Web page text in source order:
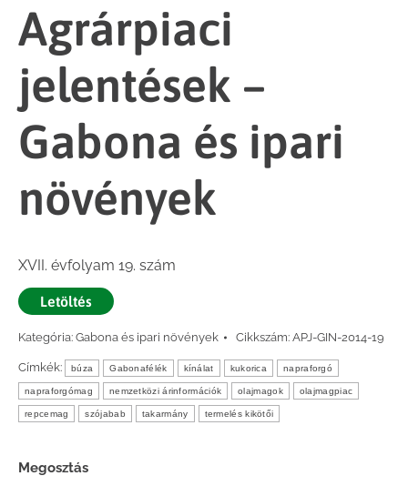
Agrárpiaci
jelentések –
Gabona és ipari
növények
XVII. évfolyam 19. szám
Letöltés
Kategória: Gabona és ipari növények Cikkszám: APJ-GIN-2014-19
Címkék: búza Gabonafélék kínálat kukorica napraforgó
napraforgómag nemzetközi árinformációk olajmagok olajmagpiac
repcemag szójabab takarmány termelés kikötői
Megosztás